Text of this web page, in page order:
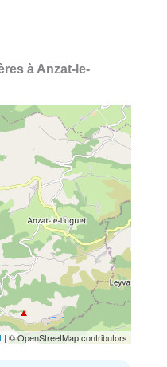
à Anzat-le-
| © OpenStreetMap contributors